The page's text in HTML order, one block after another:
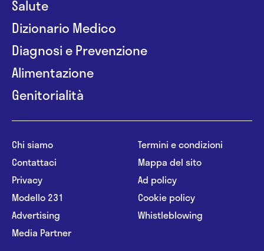
Salute
Dizionario Medico
Diagnosi e Prevenzione
Alimentazione
Genitorialità
Chi siamo
Contattaci
Privacy
Modello 231
Advertising
Media Partner
Termini e condizioni
Mappa del sito
Ad policy
Cookie policy
Whistleblowing